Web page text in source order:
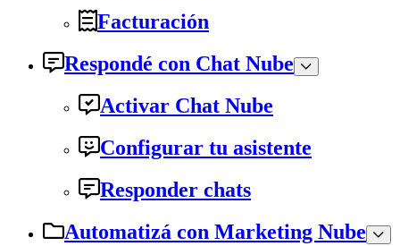
Facturación
Respondé con Chat Nube
Activar Chat Nube
Configurar tu asistente
Responder chats
Automatizá con Marketing Nube